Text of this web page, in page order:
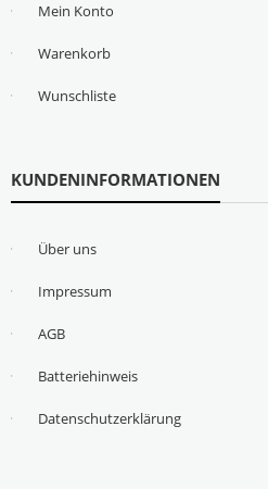
Mein Konto
Warenkorb
Wunschliste
KUNDENINFORMATIONEN
Über uns
Impressum
AGB
Batteriehinweis
Datenschutzerklärung